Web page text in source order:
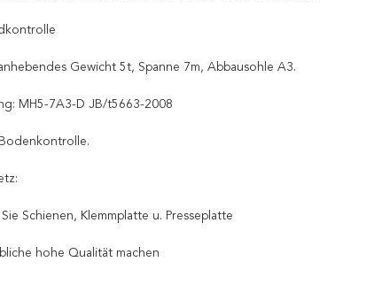
Gewicht 5t, Spanne 7m, Abbausohle A3.
MH5-7A3-D JB/t5663-2008
Schienen, Klemmplatte u. Presseplatte
hohe Qualität machen